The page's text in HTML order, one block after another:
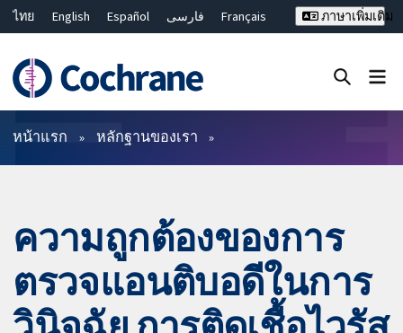
ไทย English Español فارسی
Français
Bahasa Malaysia
繁體中文 简体中文
ภาษาเพิ่มเติม
ตัวกรอง
หน้าแรก หลักฐานของเรา
ความถูกต้องของการ
ตรวจแอนติบอดีในการ